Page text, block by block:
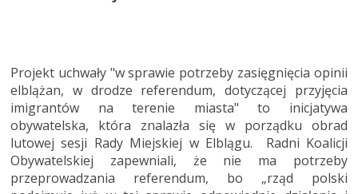
Projekt uchwały "w sprawie potrzeby zasięgnięcia opinii
elblążan, w drodze referendum, dotyczącej przyjęcia
imigrantów na terenie miasta" to inicjatywa
obywatelska, która znalazła się w porządku obrad
lutowej sesji Rady Miejskiej w Elblągu. Radni Koalicji
Obywatelskiej zapewniali, że nie ma potrzeby
przeprowadzania referendum, bo „rząd polski